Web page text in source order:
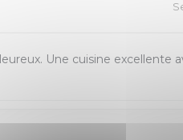
Une cuisine